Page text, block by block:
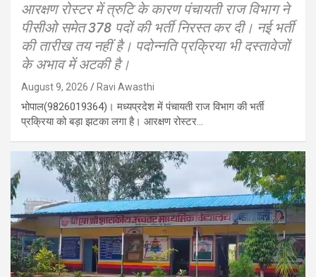
आरक्षण रोस्टर में त्रुटि के कारण पंचायती राज विभाग ने
पीसीओ समेत 378 पदों की भर्ती निरस्त कर दी। नई भर्ती
की तारीख तय नहीं है। पदोन्नति प्रक्रिया भी दस्तावेजों
के अभाव में अटकी है।
August 9, 2026 Ravi Awasthi
भोपाल(9826019364)। मध्यप्रदेश में पंचायती राज विभाग की भर्ती
प्रक्रिया को बड़ा झटका लगा है। आरक्षण रोस्टर…